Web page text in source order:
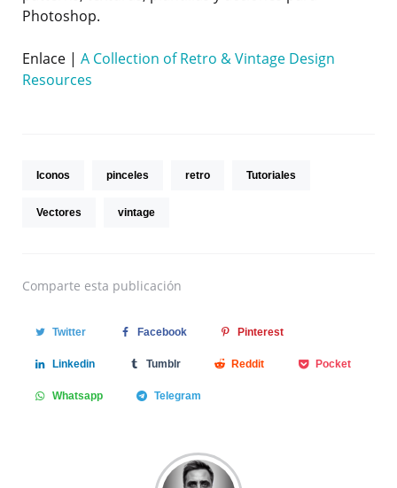
Photoshop.
Enlace | A Collection of Retro & Vintage Design
Resources
Iconos pinceles retro Tutoriales
Vectores vintage
Comparte esta publicación
Twitter Facebook Pinterest
Linkedin Tumblr Reddit Pocket
Whatsapp Telegram